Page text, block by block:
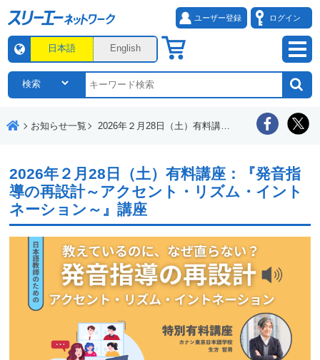
ユーザー登録 ログイン
日本語 English
お知らせ一覧 2026年２月28日（土）有料講座：『発音指導の再設計～アクセント・リズム・イントネーション～』講座
2026年２月28日（土）有料講座：『発音指
導の再設計～アクセント・リズム・イント
ネーション～』講座